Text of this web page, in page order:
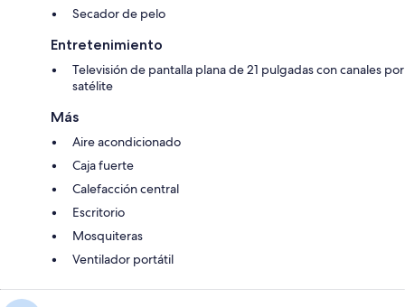
Secador de pelo
Entretenimiento
Televisión de pantalla plana de 21 pulgadas con canales por
satélite
Más
Aire acondicionado
Caja fuerte
Calefacción central
Escritorio
Mosquiteras
Ventilador portátil